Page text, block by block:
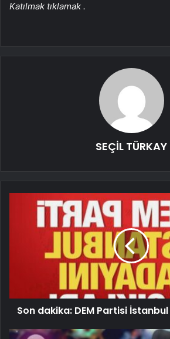
Katılmak tıklamak .
SEÇİL TÜRKAY
Son dakika: DEM Partisi İstanbul